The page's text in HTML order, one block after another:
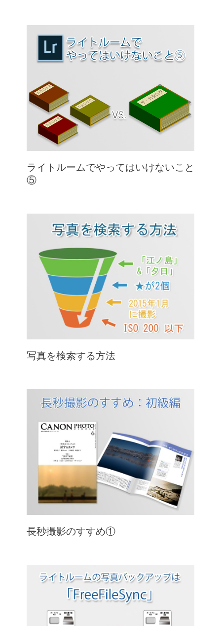
ライトルームでやってはいけないこと
⑤
写真を検索する方法
長秒撮影のすすめ①